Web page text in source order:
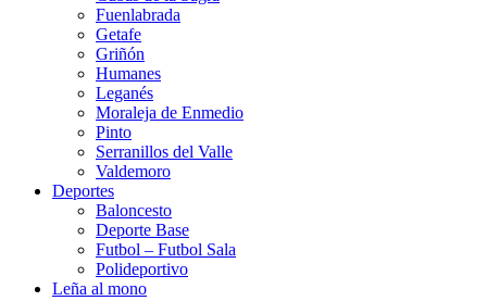
Fuenlabrada
Getafe
Griñón
Humanes
Leganés
Moraleja de Enmedio
Pinto
Serranillos del Valle
Valdemoro
Deportes
Baloncesto
Deporte Base
Futbol – Futbol Sala
Polideportivo
Leña al mono